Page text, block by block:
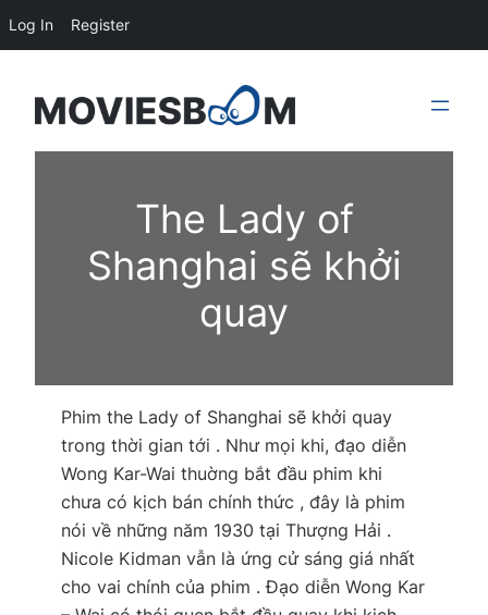
content
The Lady of
Shanghai sẽ khởi
quay
Phim the Lady of Shanghai sẽ khởi quay
trong thời gian tới . Như mọi khi, đạo diễn
Wong Kar-Wai thuờng bắt đầu phim khi
chưa có kịch bán chính thức , đây là phim
nói về những năm 1930 tại Thượng Hải .
Nicole Kidman vẫn là ứng cử sáng giá nhất
cho vai chính của phim . Đạo diễn Wong Kar
Log In Register